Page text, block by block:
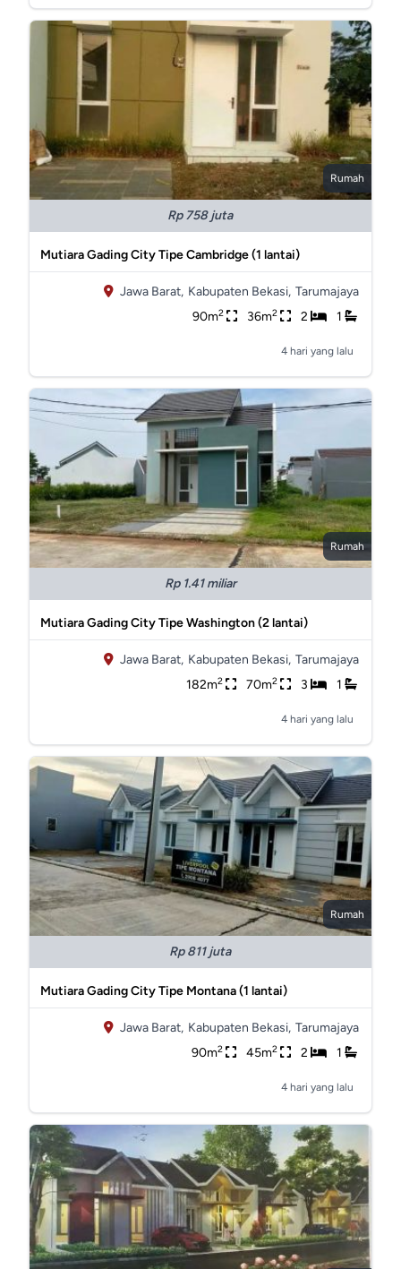
Rumah
Rp 758 juta
Mutiara Gading City Tipe Cambridge (1 lantai)
Jawa Barat, Kabupaten Bekasi, Tarumajaya
90m2 36m2 2 1
4 hari yang lalu
Rumah
Rp 1.41 miliar
Mutiara Gading City Tipe Washington (2 lantai)
Jawa Barat, Kabupaten Bekasi, Tarumajaya
182m2 70m2 3 1
4 hari yang lalu
Rumah
Rp 811 juta
Mutiara Gading City Tipe Montana (1 lantai)
Jawa Barat, Kabupaten Bekasi, Tarumajaya
90m2 45m2 2 1
4 hari yang lalu